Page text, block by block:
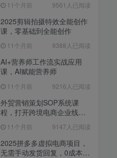
Coze扣子工作流一键生成小
说推文视频，实战教学保姆
级教程11个月前 7430人已阅读
高客单IP课，搞定成交，搞
定高客单IP，翻倍变现，轻
松卖爆，不销而销
11个月前 6240人已阅读
快手带货AI暴力起号，0粉丝
可开通，月入过W，提供账
号就行，适合普通人的懒人
项目【揭秘】
11个月前 6109人已阅读
抖音从0到1起号运营全攻略
课程，从认知纠偏到实操落
地，高效起号变现
11个月前 5819人已阅读
11个月前 9561人已阅读
2025剪辑拍摄特效全能创作
课，零基础到全能创作
11个月前 9388人已阅读
AI+营养师工作流实战应用
课，AI赋能营养师
11个月前 9216人已阅读
外贸营销策划SOP系统课
程，打开跨境电商企业线上
11个月前 9147人已阅读
2025拼多多虚拟电商项目，
无需手动发货回复，0成本，